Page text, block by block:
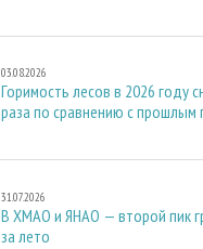
03.08.2026
Горимость лесов в 2026 году
раза по сравнению с прошлым
31.07.2026
В ХМАО и ЯНАО — второй пик
за лето